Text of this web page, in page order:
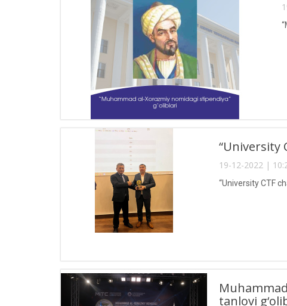
“University
19-12-2022 |
“University CTF
tanlovi